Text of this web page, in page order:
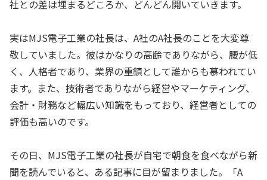
社との差は埋まるどころか、どんどん開いていきます。
実はMJS電子工業の社長は、A社のA社長のことを大変尊
敬していました。彼はかなりの高齢でありながら、腰が低
く、人格者であり、業界の重鎮として誰からも慕われてい
ます。また、技術者でありながら経営やマーケティング、
会計・財務など幅広い知識をもっており、経営者としての
評価も高いのです。
その日、MJS電子工業の社長が自宅で朝食を食べながら新
聞を読んでいると、ある記事に目が留まりました。「A